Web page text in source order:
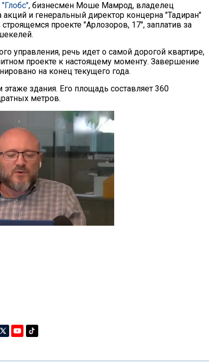
"Глобс", бизнесмен Моше Мамрод, владелец
акций и генеральный директор концерна "Тадиран"
проекте "Арлозоров, 17", заплатив за
управления, речь идет о самой дорогой квартире,
проекте к настоящему моменту. Завершение
на конец текущего года.
здания. Его площадь составляет 360
метров.